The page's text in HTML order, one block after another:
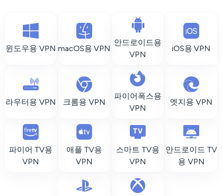
윈도우용 VPN macOS용 VPN
안드로이드용
VPN
iOS용 VPN
라우터용 VPN 크롬용 VPN
파이어폭스용
VPN
엣지용 VPN
파이어 TV용
VPN
애플 TV용
VPN
스마트 TV용
VPN
안드로이드 TV
용 VPN